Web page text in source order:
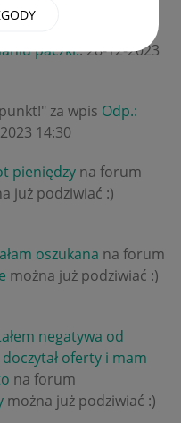
paczki..‎28-12-2023
za wpis Odp.:
14:30
pieniędzy na forum
już podziwiać :)
oszukana na forum
można już podziwiać :)
negatywa od
oferty i mam
na forum
można już podziwiać :)